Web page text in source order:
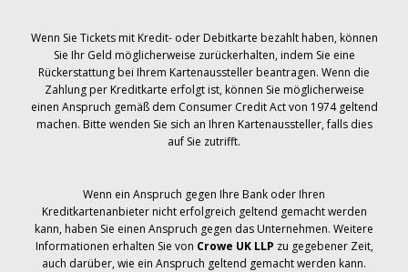
Wenn Sie Tickets mit Kredit- oder Debitkarte bezahlt haben, können
Sie Ihr Geld möglicherweise zurückerhalten, indem Sie eine
Rückerstattung bei Ihrem Kartenaussteller beantragen. Wenn die
Zahlung per Kreditkarte erfolgt ist, können Sie möglicherweise
einen Anspruch gemäß dem Consumer Credit Act von 1974 geltend
machen. Bitte wenden Sie sich an Ihren Kartenaussteller, falls dies
auf Sie zutrifft.
Wenn ein Anspruch gegen Ihre Bank oder Ihren
Kreditkartenanbieter nicht erfolgreich geltend gemacht werden
kann, haben Sie einen Anspruch gegen das Unternehmen. Weitere
Informationen erhalten Sie von Crowe UK LLP zu gegebener Zeit,
auch darüber, wie ein Anspruch geltend gemacht werden kann.